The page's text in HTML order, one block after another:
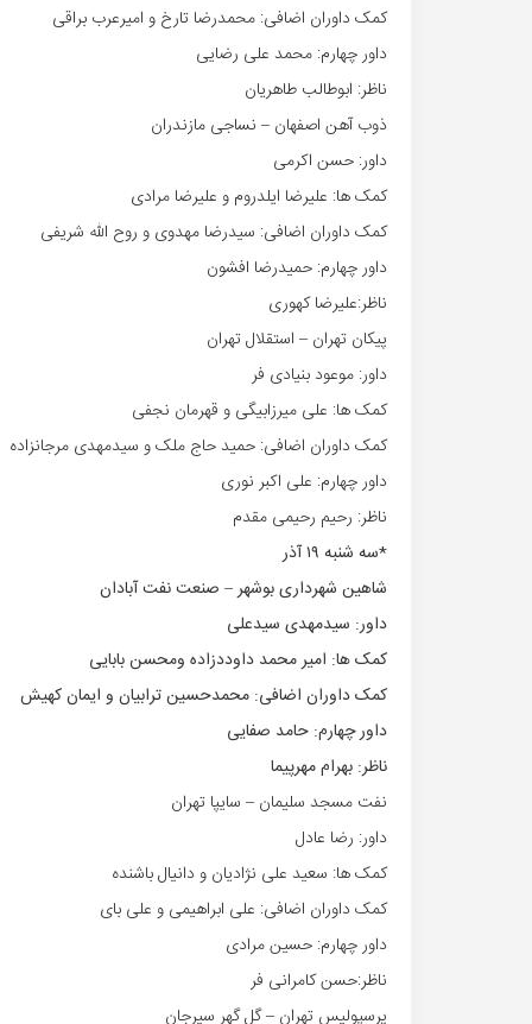
کمک داوران اضافی: محمدرضا تارخ و امیرعرب براقی
داور چهارم: محمد علی رضایی
ناظر: ابوطالب طاهریان
ذوب آهن اصفهان – نساجی مازندران
داور: حسن اکرمی
کمک ها: علیرضا ایلدروم و علیرضا مرادی
کمک داوران اضافی: سیدرضا مهدوی و روح الله شریفی
داور چهارم: حمیدرضا افشون
ناظر:علیرضا کهوری
پیکان تهران – استقلال تهران
داور: موعود بنیادی فر
کمک ها: علی میرزابیگی و قهرمان نجفی
کمک داوران اضافی: حمید حاج ملک و سیدمهدی مرجانزاده
داور چهارم: علی اکبر نوری
ناظر: رحیم رحیمی مقدم
*سه شنبه ۱۹ آذر
شاهین شهرداری بوشهر – صنعت نفت آبادان
داور: سیدمهدی سیدعلی
کمک ها: امیر محمد داوددزاده ومحسن بابایی
کمک داوران اضافی: محمدحسین ترابیان و ایمان کهیش
داور چهارم: حامد صفایی
ناظر: بهرام مهرپیما
نفت مسجد سلیمان – سایپا تهران
داور: رضا عادل
کمک ها: سعید علی نژادیان و دانیال باشنده
کمک داوران اضافی: علی ابراهیمی و علی بای
داور چهارم: حسین مرادی
ناظر:حسن کامرانی فر
پرسپولیس تهران – گل گهر سیرجان